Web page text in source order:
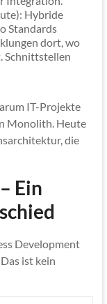
Hybride
Standards
dort, wo
Schnittstellen
IT-Projekte
Monolith. Heute
die
Ein
Development
ist kein